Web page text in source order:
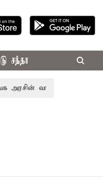
சந்தா
வாக்குறுதிகள் இல்லை -